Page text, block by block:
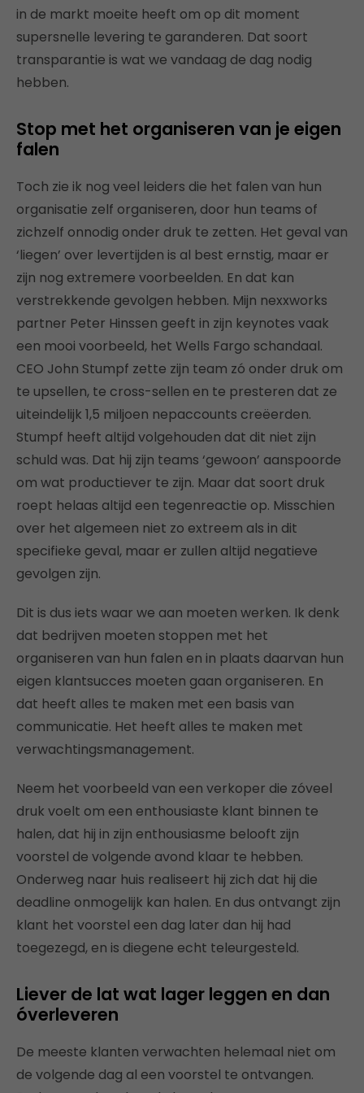
in de markt moeite heeft om op dit moment
supersnelle levering te garanderen. Dat soort
transparantie is wat we vandaag de dag nodig
hebben.
Stop met het organiseren van je eigen
falen
Toch zie ik nog veel leiders die het falen van hun
organisatie zelf organiseren, door hun teams of
zichzelf onnodig onder druk te zetten. Het geval van
‘liegen’ over levertijden is al best ernstig, maar er
zijn nog extremere voorbeelden. En dat kan
verstrekkende gevolgen hebben. Mijn nexxworks
partner Peter Hinssen geeft in zijn keynotes vaak
een mooi voorbeeld, het Wells Fargo schandaal.
CEO John Stumpf zette zijn team zó onder druk om
te upsellen, te cross-sellen en te presteren dat ze
uiteindelijk 1,5 miljoen nepaccounts creëerden.
Stumpf heeft altijd volgehouden dat dit niet zijn
schuld was. Dat hij zijn teams ‘gewoon’ aanspoorde
om wat productiever te zijn. Maar dat soort druk
roept helaas altijd een tegenreactie op. Misschien
over het algemeen niet zo extreem als in dit
specifieke geval, maar er zullen altijd negatieve
gevolgen zijn.
Dit is dus iets waar we aan moeten werken. Ik denk
dat bedrijven moeten stoppen met het
organiseren van hun falen en in plaats daarvan hun
eigen klantsucces moeten gaan organiseren. En
dat heeft alles te maken met een basis van
communicatie. Het heeft alles te maken met
verwachtingsmanagement.
Neem het voorbeeld van een verkoper die zóveel
druk voelt om een enthousiaste klant binnen te
halen, dat hij in zijn enthousiasme belooft zijn
voorstel de volgende avond klaar te hebben.
Onderweg naar huis realiseert hij zich dat hij die
deadline onmogelijk kan halen. En dus ontvangt zijn
klant het voorstel een dag later dan hij had
toegezegd, en is diegene echt teleurgesteld.
Liever de lat wat lager leggen en dan
óverleveren
De meeste klanten verwachten helemaal niet om
de volgende dag al een voorstel te ontvangen.